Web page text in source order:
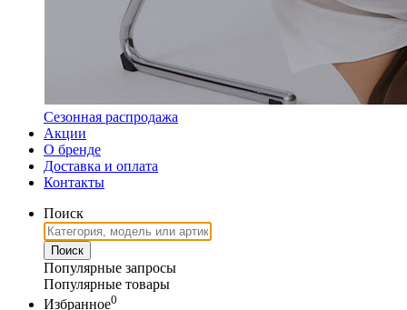
Сезонная распродажа
Акции
О бренде
Доставка и оплата
Контакты
Поиск
Популярные запросы
Популярные товары
Избранное0